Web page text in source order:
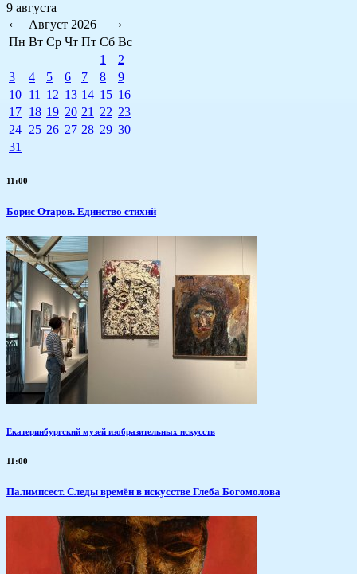
9 августа
‹
Август 2026
›
Пн Вт Ср Чт Пт Сб Вс
1
2
3
4 5 6 7 8
9
10 11 12 13 14 15 16
17 18 19 20 21 22 23
24 25 26 27 28 29 30
31
11:00
Борис Отаров. Единство стихий
Екатеринбургский музей изобразительных искусств
11:00
Палимпсест. Следы времён в искусстве Глеба Богомолова